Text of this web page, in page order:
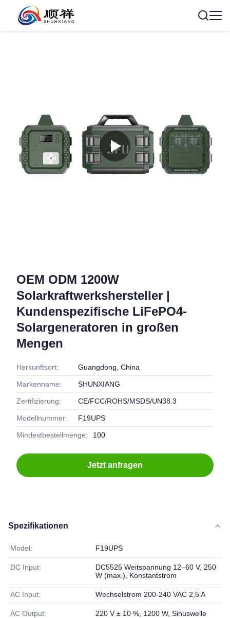
OEM ODM 1200W
Solarkraftwerkshersteller |
Kundenspezifische LiFePO4-
Solargeneratoren in großen
Mengen
Herkunftsort: Guangdong, China
Markenname: SHUNXIANG
Zertifizierung: CE/FCC/ROHS/MSDS/UN38.3
Modellnummer: F19UPS
Mindestbestellmenge: 100
Jetzt anfragen
Spezifikationen
Model: F19UPS
DC Input:
DC5525 Weitspannung 12–60 V, 250
W (max.), Konstantstrom
AC Input: Wechselstrom 200-240 VAC 2,5 A
AC Output: 220 V ± 10 %, 1200 W, Sinuswelle